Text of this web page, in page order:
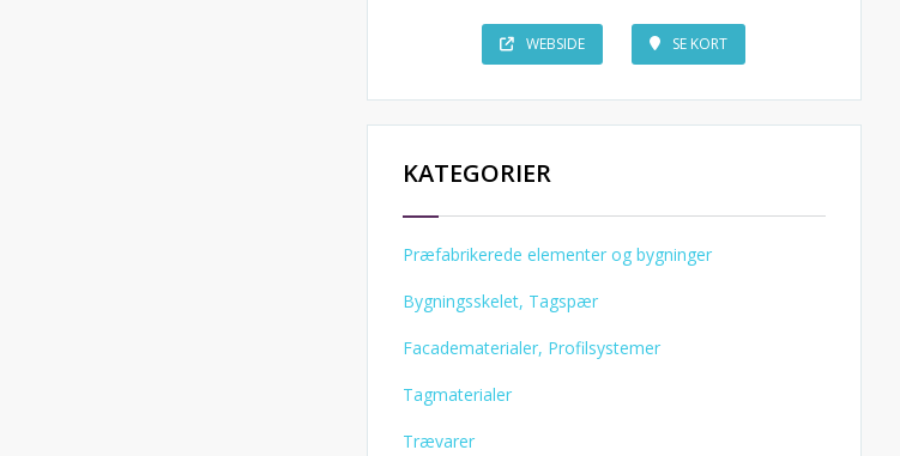
WEBSIDE SE KORT
KATEGORIER
Præfabrikerede elementer og bygninger
Bygningsskelet, Tagspær
Facadematerialer, Profilsystemer
Tagmaterialer
Trævarer